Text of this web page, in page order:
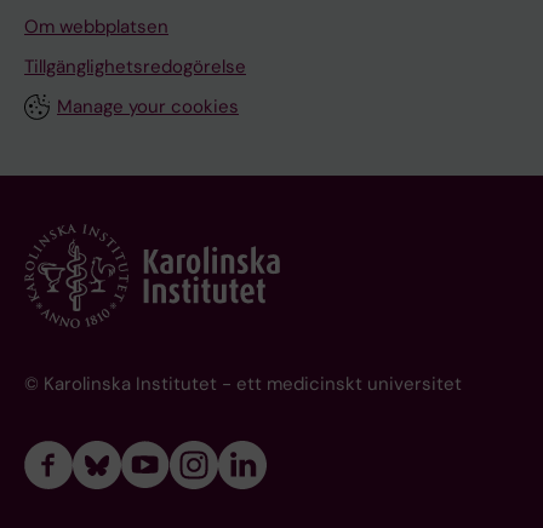
Om webbplatsen
Tillgänglighetsredogörelse
Manage your cookies
© Karolinska Institutet - ett medicinskt universitet